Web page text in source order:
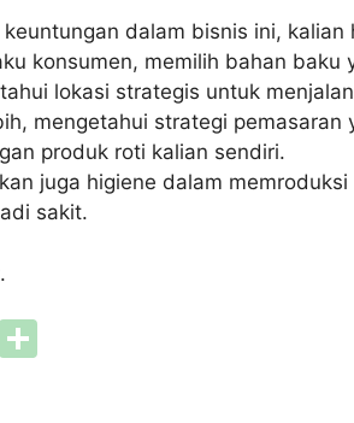
dalam bisnis ini,
konsumen, memilih bahan baku
lokasi strategis untuk
mengetahui strategi pemasaran
produk roti kalian sendiri.
juga higiene dalam
sakit.
Pi